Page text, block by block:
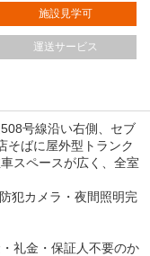
施設見学可
運送サービス
号線沿い右側、セブ
そばに屋外型トランク
スペースが広く、全室
犯カメラ・夜間照明完
礼金・保証人不要のか